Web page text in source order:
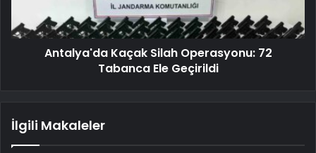
Antalya'da Kaçak Silah Operasyonu: 72
Tabanca Ele Geçirildi
İlgili Makaleler